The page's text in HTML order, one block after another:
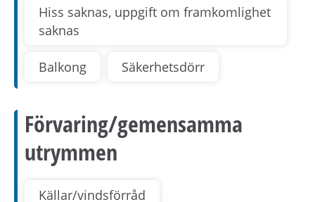
Hiss saknas, uppgift om framkomlighet
saknas
Balkong Säkerhetsdörr
Förvaring/gemensamma
utrymmen
Källar/vindsförråd